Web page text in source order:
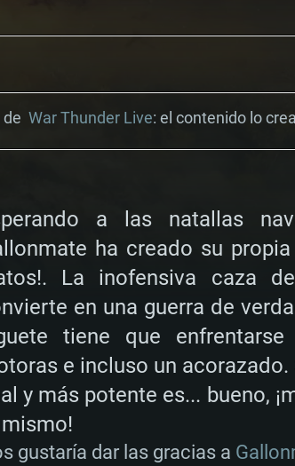
de War Thunder Live: el contenido lo
a las natallas
ha creado su propia
La inofensiva caza
en una guerra de
tiene que
e incluso un
y más potente es... bueno,
gustaría dar las gracias a